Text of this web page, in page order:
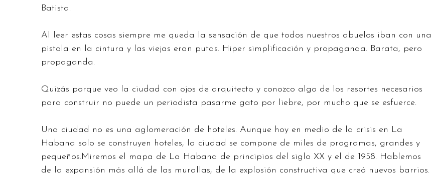
Batista.
Al leer estas cosas siempre me queda la sensación de que todos nuestros abuelos iban con una
pistola en la cintura y las viejas eran putas. Hiper simplificación y propaganda. Barata, pero
propaganda.
Quizás porque veo la ciudad con ojos de arquitecto y conozco algo de los resortes necesarios
para construir no puede un periodista pasarme gato por liebre, por mucho que se esfuerce.
Una ciudad no es una aglomeración de hoteles. Aunque hoy en medio de la crisis en La
Habana solo se construyen hoteles, la ciudad se compone de miles de programas, grandes y
pequeños.Miremos el mapa de La Habana de principios del siglo XX y el de 1958. Hablemos
de la expansión más allá de las murallas, de la explosión constructiva que creó nuevos barrios.